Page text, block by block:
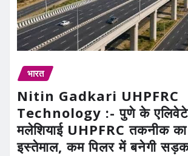
भारत
Nitin Gadkari UHPFRC
Technology :- पुणे के
मलेशियाई UHPFRC तकनीक का
इस्तेमाल, कम पिलर में बनेगी